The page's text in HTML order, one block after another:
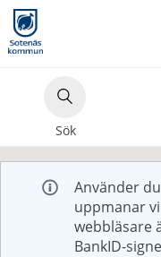
Välkommen
till
e-
tjänster
Sotenäs
kommun
Sök
Använder
uppmanar
webbläsare
BankID-